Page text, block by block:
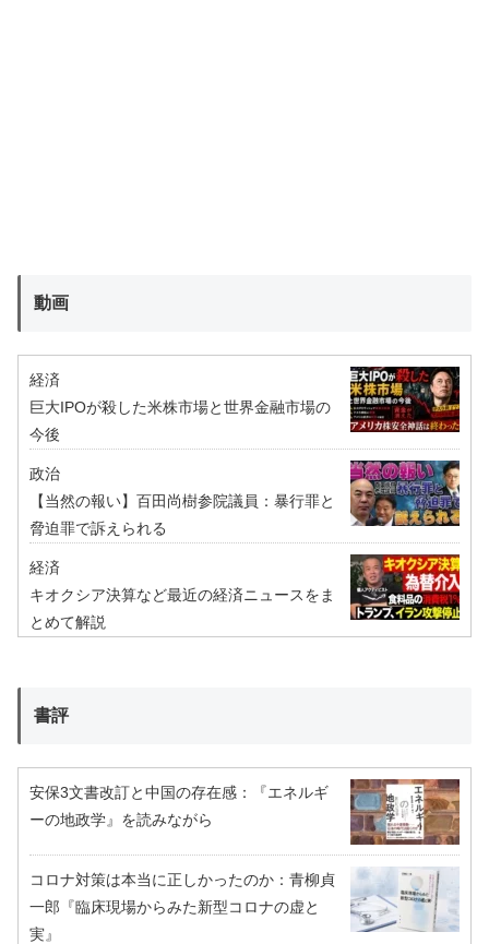
動画
経済
巨大IPOが殺した米株市場と世界金融市場の
今後
政治
【当然の報い】百田尚樹参院議員：暴行罪と
脅迫罪で訴えられる
経済
キオクシア決算など最近の経済ニュースをま
とめて解説
書評
安保3文書改訂と中国の存在感：『エネルギ
ーの地政学』を読みながら
コロナ対策は本当に正しかったのか：青柳貞
一郎『臨床現場からみた新型コロナの虚と
実』